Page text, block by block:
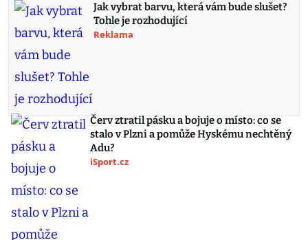
Jak vybrat barvu, která vám bude slušet?
Tohle je rozhodující
Reklama
Červ ztratil pásku a bojuje o místo: co se
stalo v Plzni a pomůže Hyskému nechtěný
Adu?
iSport.cz